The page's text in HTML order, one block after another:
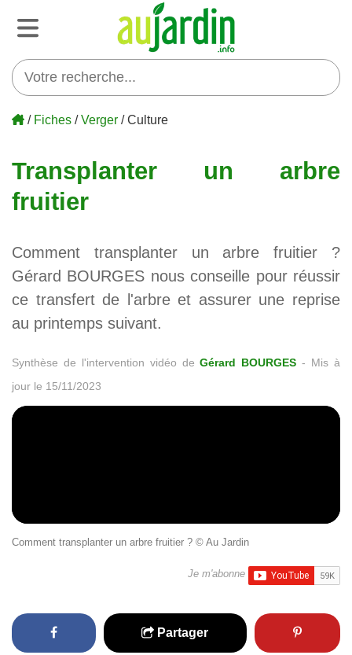
/ Fiches /Verger / Culture
Transplanter un arbre
fruitier
Comment transplanter un arbre fruitier ?
Gérard BOURGES nous conseille pour réussir
ce transfert de l'arbre et assurer une reprise
au printemps suivant.
Synthèse de l'intervention vidéo deGérard BOURGES - Mis à
jour le 15/11/2023
Comment transplanter un arbre fruitier ? © Au Jardin
Je m'abonne
Partager